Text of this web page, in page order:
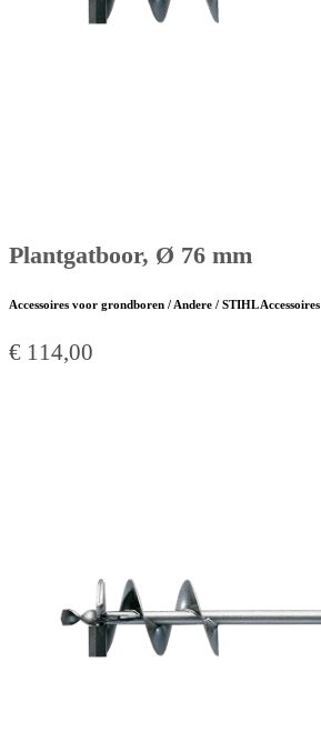
Plantgatboor, Ø 76 mm
Accessoires voor grondboren / Andere / STIHL Accessoires
€ 114,00